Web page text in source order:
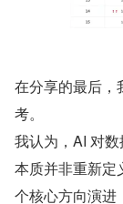
在分享的最后，
考。
我认为，AI 对
本质并非重新定
个核心方向演进